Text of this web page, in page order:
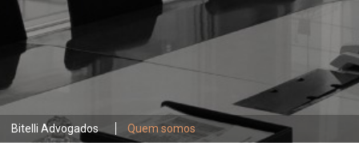
Bitelli Advogados Quem somos